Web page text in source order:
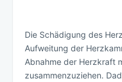
Die Schädigung des
Aufweitung der
Abnahme der Herzkraft
zusammenzuziehen.